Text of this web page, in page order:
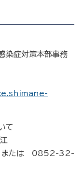
症対策本部事務
て
は 0852-32-